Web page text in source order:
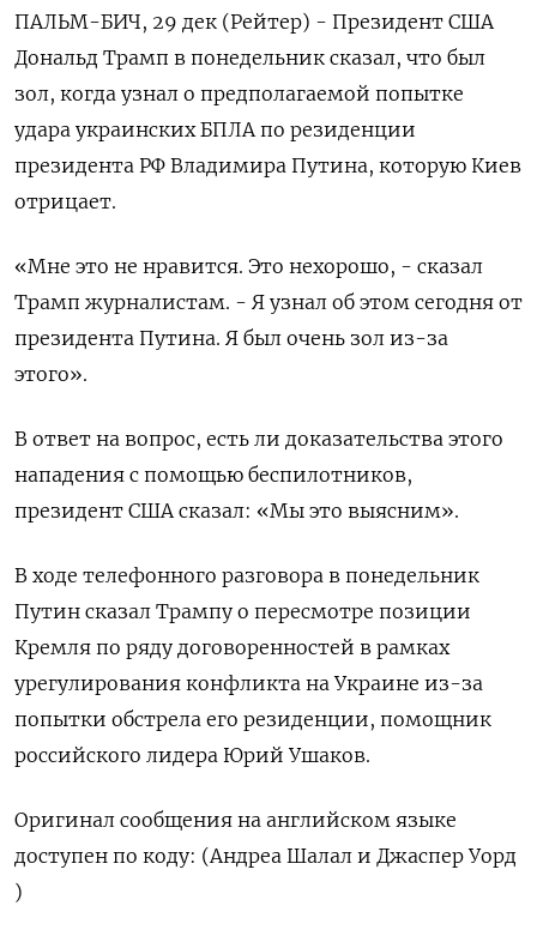
ПАЛЬМ-БИЧ, 29 дек (Рейтер) - Президент США
Дональд Трамп в понедельник ⁠сказал, что был
зол, когда узнал о предполагаемой попытке
удара украинских БПЛА ⁠по резиденции ​
президента РФ Владимира ⁠Путина, которую Киев
отрицает.
«Мне это ⁠не нравится. Это нехорошо, - сказал
‌Трамп журналистам. - Я узнал об ‍этом сегодня от
президента ‌Путина. Я был очень зол ​из-за
этого».
В ответ на вопрос, есть ли доказательства ⁠этого
нападения с помощью ‍беспилотников,
президент США сказал: «‌Мы это выясним».
В ходе телефонного разговора в понедельник
Путин сказал Трампу о пересмотре позиции
Кремля по ряду договоренностей в рамках
урегулирования ‍конфликта на ‍Украине из-за
попытки обстрела его резиденции, помощник
‍российского лидера Юрий Ушаков.
Оригинал сообщения на английском языке
доступен по ⁠коду: (Андреа Шалал и Джаспер Уорд
)